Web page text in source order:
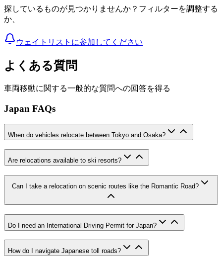
探しているものが見つかりませんか？フィルターを調整する
か、
ウェイトリストに参加してください
よくある質問
車両移動に関する一般的な質問への回答を得る
Japan FAQs
When do vehicles relocate between Tokyo and Osaka?
Are relocations available to ski resorts?
Can I take a relocation on scenic routes like the Romantic Road?
Do I need an International Driving Permit for Japan?
How do I navigate Japanese toll roads?